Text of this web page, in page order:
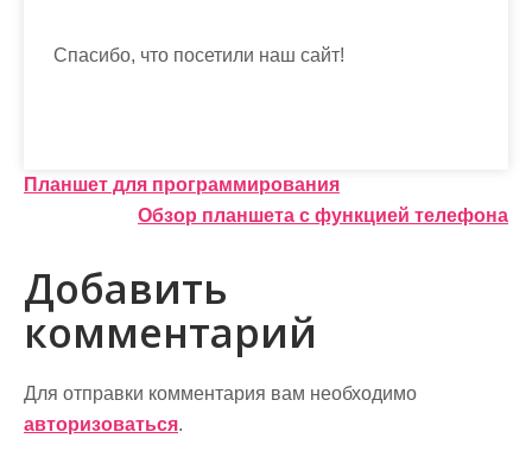
Спасибо, что посетили наш сайт!
Н
в
и
г
а
Планшет для программирования
Обзор планшета с функцией телефона
Добавить
комментарий
Для отправки комментария вам необходимо
авторизоваться.